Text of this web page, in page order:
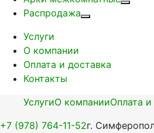
Распродажа
Услуги
О компании
Оплата и доставка
Контакты
УслугиО компанииОплата
+7 (978) 764-11-52г.